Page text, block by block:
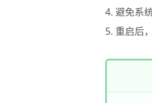
4. 避免系
5. 重启后